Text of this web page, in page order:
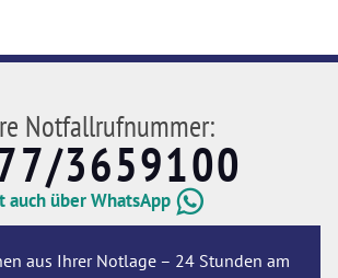
Notfallrufnummer:
3659100
auch über WhatsApp
aus Ihrer Notlage – 24 Stunden am